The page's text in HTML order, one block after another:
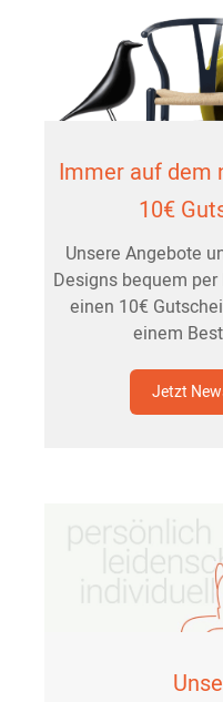
Immer auf dem
10€
Unsere Angebote
Designs bequem
einen 10€
einem
Jetzt